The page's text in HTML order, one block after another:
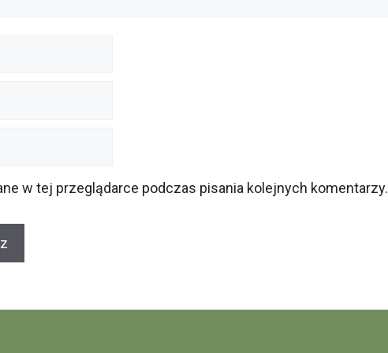
w tej przeglądarce podczas pisania kolejnych komentarzy.